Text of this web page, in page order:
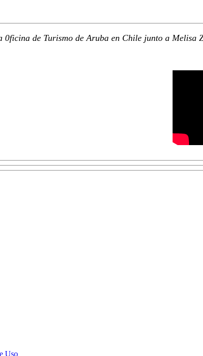
0ficina de Turismo de Aruba en Chile junto a
Uso